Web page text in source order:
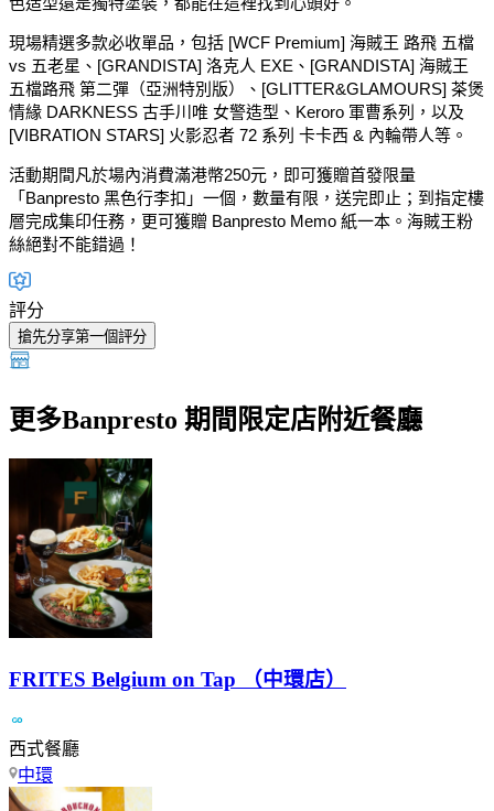
現場精選多款必收單品，包括 [WCF Premium] 海賊王 路飛 五檔
vs 五老星、[GRANDISTA] 洛克人 EXE、[GRANDISTA] 海賊王
五檔路飛 第二彈（亞洲特別版）、[GLITTER&GLAMOURS] 茶煲
情緣 DARKNESS 古手川唯 女警造型、Keroro 軍曹系列，以及
[VIBRATION STARS] 火影忍者 72 系列 卡卡西 & 內輪帶人等。
活動期間凡於場內消費滿港幣250元，即可獲贈首發限量
「Banpresto 黑色行李扣」一個，數量有限，送完即止；到指定樓
層完成集印任務，更可獲贈 Banpresto Memo 紙一本。海賊王粉
絲絕對不能錯過！
評分
搶先分享第一個評分
更多Banpresto 期間限定店附近餐廳
FRITES Belgium on Tap （中環店）
西式餐廳
中環